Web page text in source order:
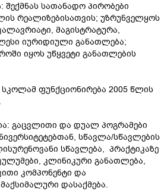
შექმნას სათანადო პირობები
რეალიზებისათვის; უზრუნველყოს
მაგისტრატურა,
იურიდიული განათლება;
იყოს უწყვეტი განათლების
ფუნქციონირება 2005 წლის
გაცვლითი და დუალ პოგრამები
სწავლა/სწავლების
სწავლება, პრაქტიკაზე
კლინიკური განათლება,
კომპონენტი და
დასაქმება.